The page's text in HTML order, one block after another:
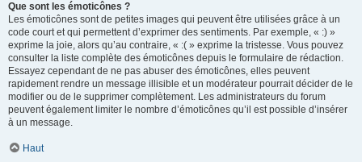
Que sont les émoticônes ?
Les émoticônes sont de petites images qui peuvent être utilisées grâce à un
code court et qui permettent d’exprimer des sentiments. Par exemple, « :) »
exprime la joie, alors qu’au contraire, « :( » exprime la tristesse. Vous pouvez
consulter la liste complète des émoticônes depuis le formulaire de rédaction.
Essayez cependant de ne pas abuser des émoticônes, elles peuvent
rapidement rendre un message illisible et un modérateur pourrait décider de le
modifier ou de le supprimer complètement. Les administrateurs du forum
peuvent également limiter le nombre d’émoticônes qu’il est possible d’insérer
à un message.
Haut